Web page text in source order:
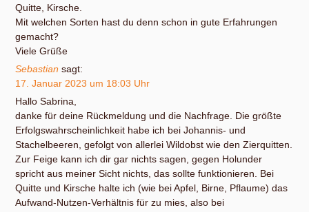
Quitte, Kirsche.
Mit welchen Sorten hast du denn schon in gute Erfahrungen
gemacht?
Viele Grüße
Sebastian sagt:
17. Januar 2023 um 18:03 Uhr
Hallo Sabrina,
danke für deine Rückmeldung und die Nachfrage. Die größte
Erfolgswahrscheinlichkeit habe ich bei Johannis- und
Stachelbeeren, gefolgt von allerlei Wildobst wie den Zierquitten.
Zur Feige kann ich dir gar nichts sagen, gegen Holunder
spricht aus meiner Sicht nichts, das sollte funktionieren. Bei
Quitte und Kirsche halte ich (wie bei Apfel, Birne, Pflaume) das
Aufwand-Nutzen-Verhältnis für zu mies, also bei